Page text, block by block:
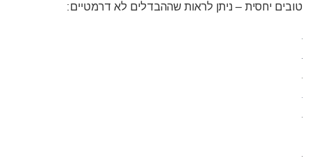
טובים יחסית – ניתן לראות שההבדלים לא דרמטיים: